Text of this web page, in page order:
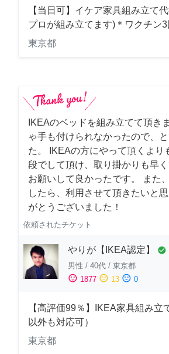
【当日可】イケア家具組み立て
プロが組み立てます)＊ワクチン
東京都
IKEAのベッドを組み立てて頂き
ゃ手も付けられなかったので、
た。 IKEAの方にやって頂くより
段でして頂け、取り掛かりも早
お願いして良かったです。 また
したら、利用させて頂きたいと
がとうございました！
依頼されたチケット
やりが【IKEA認定】 check_circle
男性 / 40代 / 東京都
sentiment_satisfied 1877 sentiment_neutral 13 sentiment_dissatisfied 0
【高評価99％】IKEA家具組み立
以外も対応可）
東京都